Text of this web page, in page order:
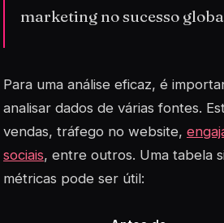
marketing no sucesso
Para uma análise eficaz, é
analisar dados de várias fontes.
vendas, tráfego no website,
sociais, entre outros. Uma tabela
métricas pode ser útil: